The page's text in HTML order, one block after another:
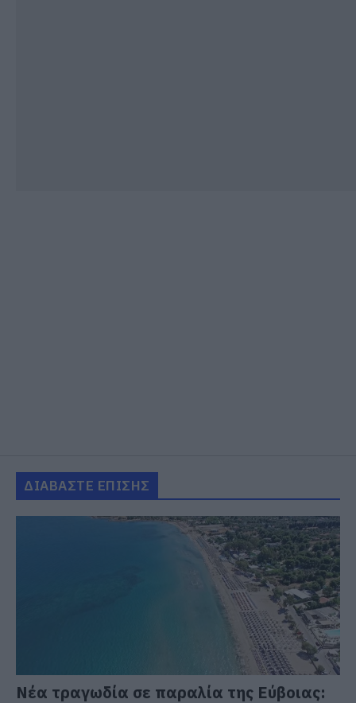
ΔΙΑΒΑΣΤΕ ΕΠΙΣΗΣ
Νέα τραγωδία σε παραλία της Εύβοιας: